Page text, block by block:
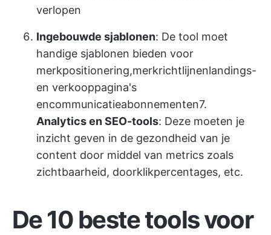
verlopen
Ingebouwde sjablonen: De tool moet
handige sjablonen bieden voor
merkpositionering,merkrichtlijnenlandings-
en verkooppagina's
encommunicatieabonnementen7.
Analytics en SEO-tools: Deze moeten je
inzicht geven in de gezondheid van je
content door middel van metrics zoals
zichtbaarheid, doorklikpercentages, etc.
De 10 beste tools voor